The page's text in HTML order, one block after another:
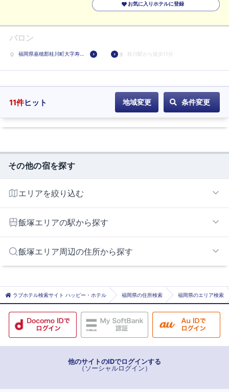
お気に入りホテルに登録
バロン
福岡県嘉穂郡桂川町大字寿
桂川駅から徒歩11分
11件ヒット 地域変更 条件変更
その他の宿を探す
エリアを絞り込む
飯塚エリアの駅から探す
飯塚
飯塚エリア周辺の住所から探す
筑紫野市
宮若市
糟屋郡須恵町
嘉穂郡桂川町
ラブホテル検索サイト ハッピー・ホテル 福岡県の住所検索 福岡県のエリア検索
他のサイトのIDでログインする
（ソーシャルログイン）